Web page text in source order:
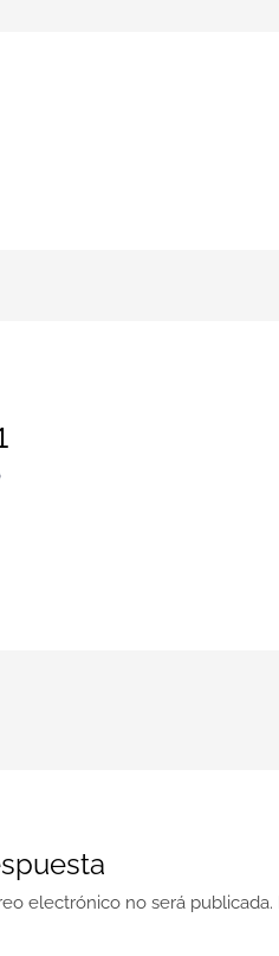
electrónico no será publicada.